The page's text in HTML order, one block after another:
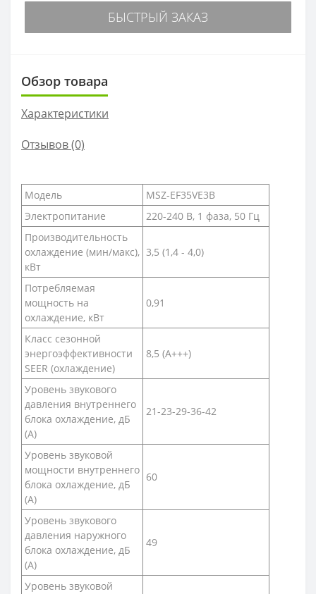
БЫСТРЫЙ ЗАКАЗ
Обзор товара
Характеристики
Отзывов (0)
Модель
MSZ-EF35VE3B
Электропитание
220-240 В, 1 фаза, 50 Гц
Производительность
охлаждение (мин/макс),
кВт
3,5 (1,4 - 4,0)
Потребляемая
мощность на
охлаждение, кВт
0,91
Класс сезонной
энергоэффективности
SEER (охлаждение)
8,5 (А+++)
Уровень звукового
давления внутреннего
блока охлаждение, дБ
(А)
21-23-29-36-42
Уровень звуковой
мощности внутреннего
блока охлаждение, дБ
(А)
60
Уровень звукового
давления наружного
блока охлаждение, дБ
(А)
49
Уровень звуковой